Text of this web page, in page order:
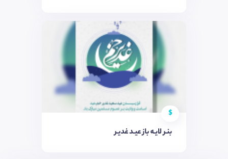
$
بنـر لایـه باز عیـد غدیـر